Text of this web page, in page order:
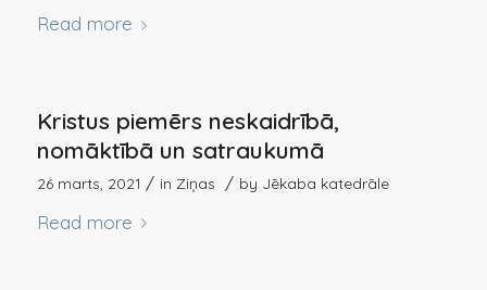
Read more
Kristus piemērs neskaidrībā,
nomāktībā un satraukumā
26 marts, 2021 / in Ziņas / by Jēkaba katedrāle
Read more